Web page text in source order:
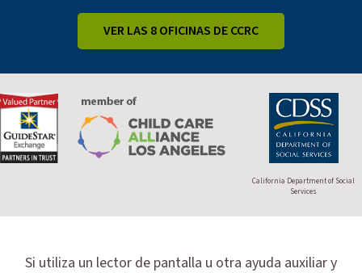
VER LAS 8 OFICINAS DE CCRC
California Department of Social
Services
Si utiliza un lector de pantalla u otra ayuda auxiliar y